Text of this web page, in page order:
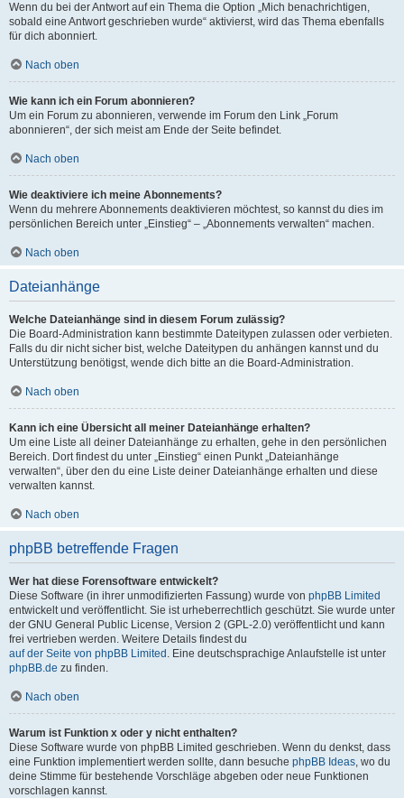
Wenn du bei der Antwort auf ein Thema die Option „Mich benachrichtigen,
sobald eine Antwort geschrieben wurde“ aktivierst, wird das Thema ebenfalls
für dich abonniert.
Nach oben
Wie kann ich ein Forum abonnieren?
Um ein Forum zu abonnieren, verwende im Forum den Link „Forum
abonnieren“, der sich meist am Ende der Seite befindet.
Nach oben
Wie deaktiviere ich meine Abonnements?
Wenn du mehrere Abonnements deaktivieren möchtest, so kannst du dies im
persönlichen Bereich unter „Einstieg“ – „Abonnements verwalten“ machen.
Nach oben
Dateianhänge
Welche Dateianhänge sind in diesem Forum zulässig?
Die Board-Administration kann bestimmte Dateitypen zulassen oder verbieten.
Falls du dir nicht sicher bist, welche Dateitypen du anhängen kannst und du
Unterstützung benötigst, wende dich bitte an die Board-Administration.
Nach oben
Kann ich eine Übersicht all meiner Dateianhänge erhalten?
Um eine Liste all deiner Dateianhänge zu erhalten, gehe in den persönlichen
Bereich. Dort findest du unter „Einstieg“ einen Punkt „Dateianhänge
verwalten“, über den du eine Liste deiner Dateianhänge erhalten und diese
verwalten kannst.
Nach oben
phpBB betreffende Fragen
Wer hat diese Forensoftware entwickelt?
Diese Software (in ihrer unmodifizierten Fassung) wurde von phpBB Limited
entwickelt und veröffentlicht. Sie ist urheberrechtlich geschützt. Sie wurde unter
der GNU General Public License, Version 2 (GPL-2.0) veröffentlicht und kann
frei vertrieben werden. Weitere Details findest du
auf der Seite von phpBB Limited . Eine deutschsprachige Anlaufstelle ist unter
phpBB.de zu finden.
Nach oben
Warum ist Funktion x oder y nicht enthalten?
Diese Software wurde von phpBB Limited geschrieben. Wenn du denkst, dass
eine Funktion implementiert werden sollte, dann besuche phpBB Ideas, wo du
deine Stimme für bestehende Vorschläge abgeben oder neue Funktionen
vorschlagen kannst.